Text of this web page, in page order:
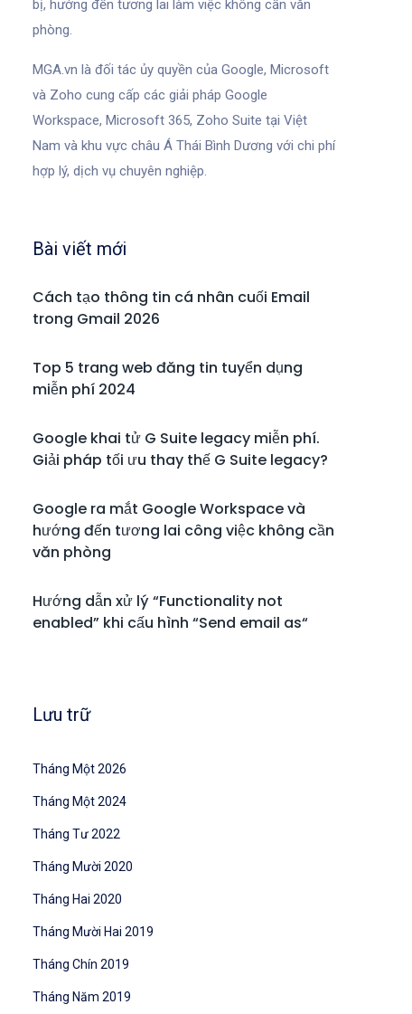
bị, hướng đến tương lai làm việc không cần văn
phòng.
MGA.vn là đối tác ủy quyền của Google, Microsoft
và Zoho cung cấp các giải pháp Google
Workspace, Microsoft 365, Zoho Suite tại Việt
Nam và khu vực châu Á Thái Bình Dương với chi phí
hợp lý, dịch vụ chuyên nghiệp.
Bài viết mới
Cách tạo thông tin cá nhân cuối Email
trong Gmail 2026
Top 5 trang web đăng tin tuyển dụng
miễn phí 2024
Google khai tử G Suite legacy miễn phí.
Giải pháp tối ưu thay thế G Suite legacy?
Google ra mắt Google Workspace và
hướng đến tương lai công việc không cần
văn phòng
Hướng dẫn xử lý “Functionality not
enabled” khi cấu hình “Send email as“
Lưu trữ
Tháng Một 2026
Tháng Một 2024
Tháng Tư 2022
Tháng Mười 2020
Tháng Hai 2020
Tháng Mười Hai 2019
Tháng Chín 2019
Tháng Năm 2019